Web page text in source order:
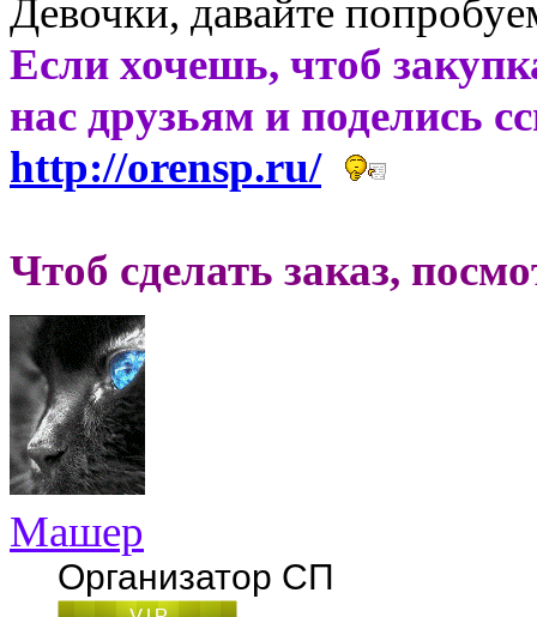
Девочки, давайте
Если хочешь, чтоб
нас друзьям и поделись
http://orensp.ru/
Чтоб сделать заказ,
Машер
Организатор СП